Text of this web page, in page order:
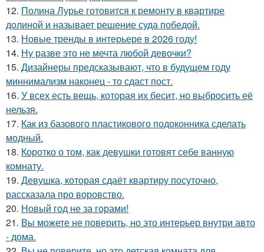
12. Полина Лурье готовится к ремонту в квартире
долиной и называет решение суда победой.
13. Новые тренды в интерьере в 2026 году!
14. Ну разве это не мечта любой девочки?
15. Дизайнеры предсказывают, что в будущем году
миннимализм наконец - то сдаст пост.
16. У всех есть вещь, которая их бесит, но выбросить её
нельзя.
17. Как из базового пластикового подоконника сделать
модный.
18. Коротко о том, как девушки готовят себе ванную
комнату.
19. Девушка, которая сдаёт квартиру посуточно,
рассказала про воровство.
20. Новый год не за горами!
21. Вы можете не поверить, но это интерьер внутри авто
- дома.